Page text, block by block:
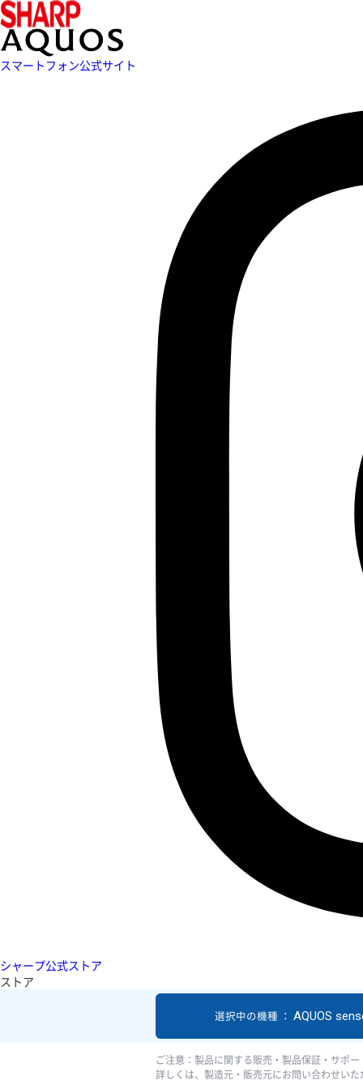
スマートフォン公式サイト
シャープ公式ストア
ストア
選択中の機種 ： AQUOS
ご注意：製品に関する販売・製品保証・サポ
詳しくは、製造元・販売元にお問い合わせい